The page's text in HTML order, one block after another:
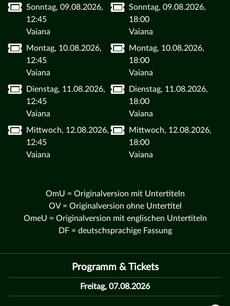
Sonntag, 09.08.2026,
12:45
Vaiana
Sonntag, 09.08.2026,
18:00
Vaiana
Montag, 10.08.2026,
12:45
Vaiana
Montag, 10.08.2026,
18:00
Vaiana
Dienstag, 11.08.2026,
12:45
Vaiana
Dienstag, 11.08.2026,
18:00
Vaiana
Mittwoch, 12.08.2026,
12:45
Vaiana
Mittwoch, 12.08.2026,
18:00
Vaiana
OmU = Originalversion mit Untertiteln
OV = Originalversion ohne Untertitel
OmeU = Originalversion mit englischen Untertiteln
DF = deutschsprachige Fassung
Programm & Tickets
Freitag, 07.08.2026